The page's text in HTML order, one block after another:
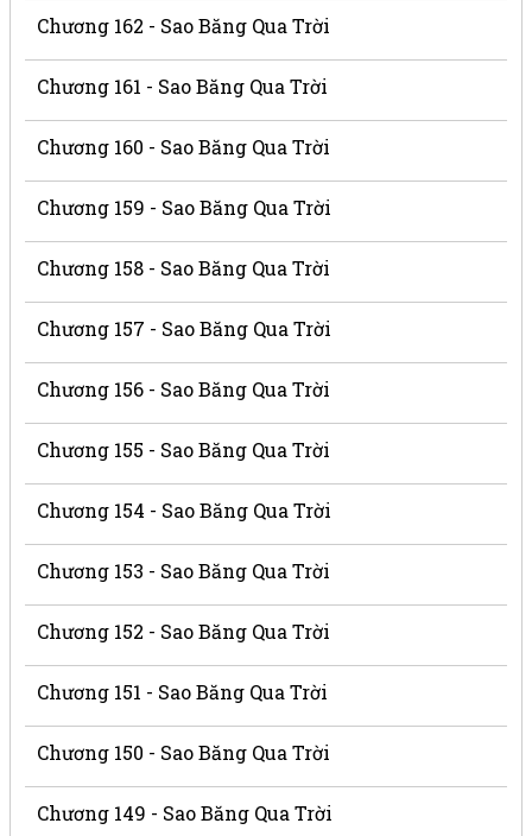
Chương 162 - Sao Băng Qua Trời
Chương 161 - Sao Băng Qua Trời
Chương 160 - Sao Băng Qua Trời
Chương 159 - Sao Băng Qua Trời
Chương 158 - Sao Băng Qua Trời
Chương 157 - Sao Băng Qua Trời
Chương 156 - Sao Băng Qua Trời
Chương 155 - Sao Băng Qua Trời
Chương 154 - Sao Băng Qua Trời
Chương 153 - Sao Băng Qua Trời
Chương 152 - Sao Băng Qua Trời
Chương 151 - Sao Băng Qua Trời
Chương 150 - Sao Băng Qua Trời
Chương 149 - Sao Băng Qua Trời